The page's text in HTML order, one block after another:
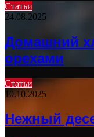
Статьи
24.08.2025
Домашний
орехами
Статьи
10.10.2025
Нежный